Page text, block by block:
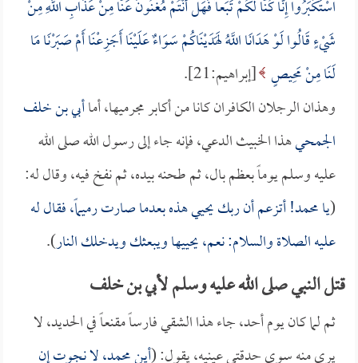
اسْتَكْبَرُوا إِنَّا كُنَّا لَكُمْ تَبَعاً فَهَلْ أَنْتُمْ مُغْنُونَ عَنَّا مِنْ عَذَابِ اللَّهِ مِنْ
شَيْءٍ قَالُوا لَوْ هَدَانَا اللَّهُ لَهَدَيْنَاكُمْ سَوَاءٌ عَلَيْنَا أَجَزِعْنَا أَمْ صَبَرْنَا مَا
لَنَا مِنْ مَحِيصٍ [إبراهيم:21].
وهذان الرجلان الكافران كانا من أكابر مجرميها، أماأبي بن خلف
الجمحيهذا الخبيث الدعي، فإنه جاء إلى رسول الله صلى الله
عليه وسلم يوماً بعظم بال، ثم طحنه بيده، ثم نفخ فيه، وقال له:
(يا محمد! أتزعم أن ربك يحيي هذه بعدما صارت رميماً، فقال له
عليه الصلاة والسلام: نعم، يحييها ويبعثك ويدخلك النار).
قتل النبي صلى الله عليه وسلم لأبي بن خلف
ثم لما كان يوم أحد، جاء هذا الشقي فارساً مقنعاً في الحديد، لا